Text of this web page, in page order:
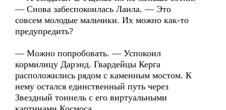
— Снова забеспокоилась Лаила. — Это
совсем молодые мальчики. Их можно как-то
предупредить?
— Можно попробовать. — Успокоил
кормилицу Дарэнд. Гвардейцы Керга
расположились рядом с каменным мостом. К
нему остался единственный путь через
Звездный тоннель с его виртуальными